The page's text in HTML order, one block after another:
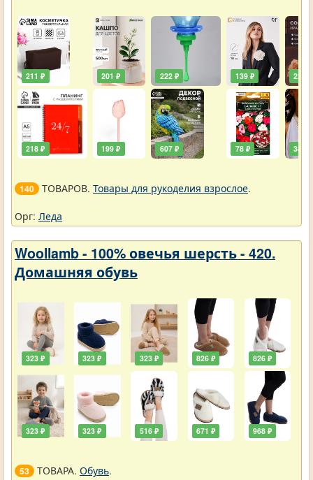
211 ₽
218 ₽
201 ₽
199 ₽
222 ₽
607 ₽
139 ₽
78 ₽
222 ₽
385 ₽
140 ТОВАРОВ. Товары для рукоделия взрослое.
Орг: Леда
Woollamb - 100% овечья шерсть - 420.
Домашняя обувь
323 ₽
323 ₽
323 ₽
323 ₽
323 ₽
516 ₽
826 ₽
671 ₽
826 ₽
968 ₽
53 ТОВАРА. Обувь.